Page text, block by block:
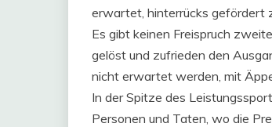
erwartet, hinterrücks gefördert
Es gibt keinen Freispruch
gelöst und zufrieden den
nicht erwartet werden, mit
In der Spitze des
Personen und Taten, wo die